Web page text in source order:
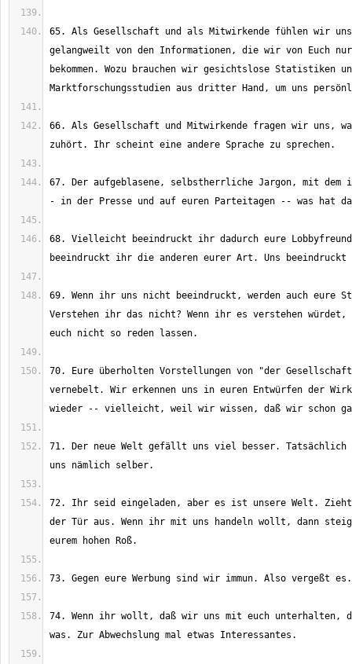
65. Als Gesellschaft und als Mitwirkende fühlen wir uns
gelangweilt von den Informationen, die wir von Euch nur
bekommen. Wozu brauchen wir gesichtslose Statistiken
66. Als Gesellschaft und Mitwirkende fragen wir uns,
67. Der aufgeblasene, selbstherrliche Jargon, mit dem
68. Vielleicht beeindruckt ihr dadurch eure
69. Wenn ihr uns nicht beeindruckt, werden auch eure
Verstehen ihr das nicht? Wenn ihr es verstehen würdet,
70. Eure überholten Vorstellungen von "der
vernebelt. Wir erkennen uns in euren Entwürfen der
71. Der neue Welt gefällt uns viel besser.
72. Ihr seid eingeladen, aber es ist unsere Welt. Zieht
der Tür aus. Wenn ihr mit uns handeln wollt, dann
74. Wenn ihr wollt, daß wir uns mit euch unterhalten,